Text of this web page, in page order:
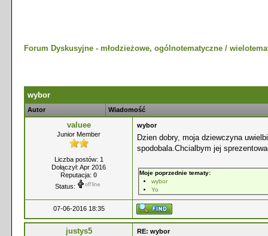
Forum Dyskusyjne - młodzieżowe, ogólnotematyczne /
wybor
Autor Wiadomość
valuee
Junior Member
Liczba postów: 1
Dołączył: Apr 2016
Reputacja: 0
Status:
wybor
Dzien dobry, moja dziewczyna
spodobala.Chcialbym jej
Moje poprzednie tematy:
wybor
Yo
07-06-2016 18:35
justys5 RE: wybor